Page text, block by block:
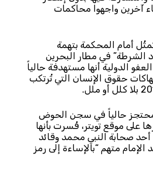
آخرين واجهوا محاكمات
أمام المحكمة بتهمة
الشرطة” في مطار البحرين
الدولية أنها مستهدفة حالياً
حقوق الإنسان التي تُرتكب
محتجز حالياً في سجن الحوض
على موقع تويتر، فُسرت بأنها
أحد صحابة النبي محمد وقائد
متهم “بالإساءة إلى رمز